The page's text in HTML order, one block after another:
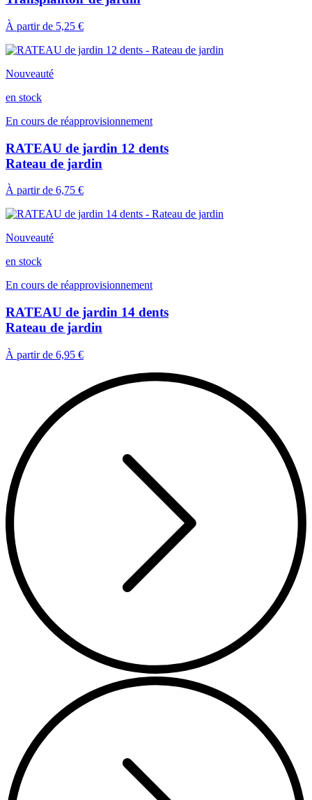
À partir de 5,25 €
Nouveauté
en stock
En cours de réapprovisionnement
RATEAU de jardin 12 dents
Rateau de jardin
À partir de 6,75 €
Nouveauté
en stock
En cours de réapprovisionnement
RATEAU de jardin 14 dents
Rateau de jardin
À partir de 6,95 €